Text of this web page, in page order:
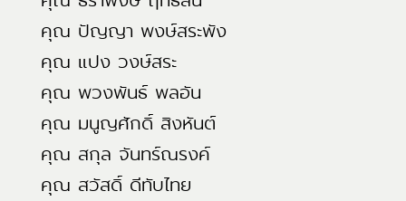
คุณ ปัญญา พงษ์สระพัง
คุณ แปง วงษ์สระ
คุณ พวงพันธ์ พลอัน
คุณ มนูญศักดิ์ สิงหันต์
คุณ สกุล จันทร์ณรงค์
คุณ สวัสดิ์ ดีทับไทย